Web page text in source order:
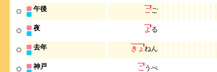
午後 ごご
夜 よる
去年 き ょねん
神戸 こうべ